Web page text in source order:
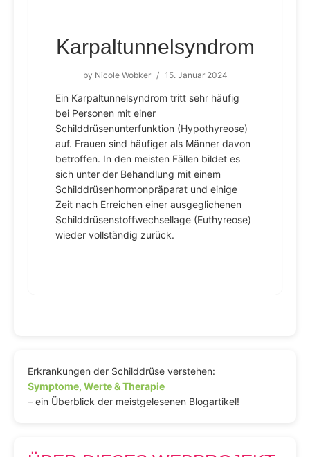
Karpaltunnelsyndrom
by Nicole Wobker / 15. Januar 2024
Ein Karpaltunnelsyndrom tritt sehr häufig
bei Personen mit einer
Schilddrüsenunterfunktion (Hypothyreose)
auf. Frauen sind häufiger als Männer davon
betroffen. In den meisten Fällen bildet es
sich unter der Behandlung mit einem
Schilddrüsenhormonpräparat und einige
Zeit nach Erreichen einer ausgeglichenen
Schilddrüsenstoffwechsellage (Euthyreose)
wieder vollständig zurück.
Erkrankungen der Schilddrüse verstehen:
Symptome, Werte & Therapie
– ein Überblick der meistgelesenen Blogartikel!